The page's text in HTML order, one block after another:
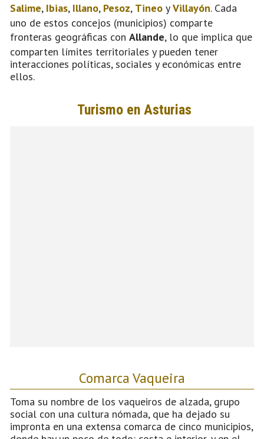
Salime, Ibias, Illano, Pesoz, Tineo yVillayón. Cada
uno de estos concejos (municipios) comparte
fronteras geográficas con Allande, lo que implica que
comparten límites territoriales y pueden tener
interacciones políticas, sociales y económicas entre
ellos.
Comarca Vaqueira
Toma su nombre de los vaqueiros de alzada, grupo
social con una cultura nómada, que ha dejado su
impronta en una extensa comarca de cinco municipios,